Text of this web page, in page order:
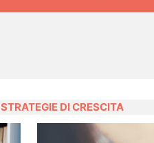
STRATEGIE DI CRESCITA